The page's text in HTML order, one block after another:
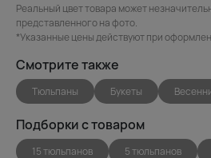
Реальный цвет товара может
представленного на фото.
*Указанные цены действуют при
Смотрите также
Тюльпаны Букеты
Подборки с товаром
15 тюльпанов 5 тюльпанов